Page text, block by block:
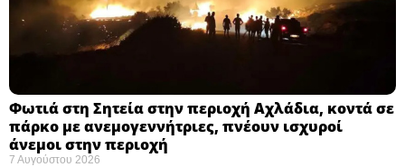
Φωτιά στη Σητεία στην περιοχή Αχλάδια, κοντά σε
πάρκο με ανεμογεννήτριες, πνέουν ισχυροί
άνεμοι στην περιοχή
7 Αυγούστου 2026